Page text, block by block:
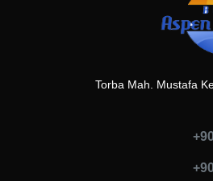
Torba Mah. Mustafa